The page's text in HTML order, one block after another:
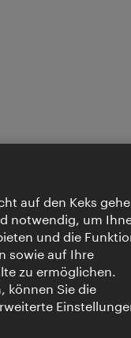
auf den Keks
notwendig, um
und die
sowie auf Ihre
zu ermöglichen.
können Sie die